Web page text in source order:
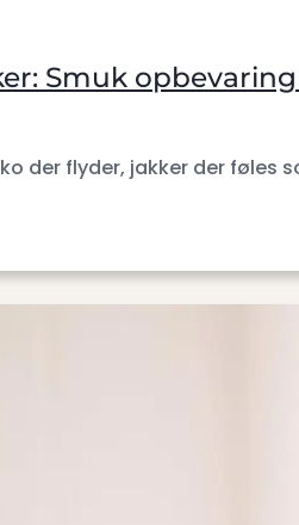
Smuk
der flyder, jakker der